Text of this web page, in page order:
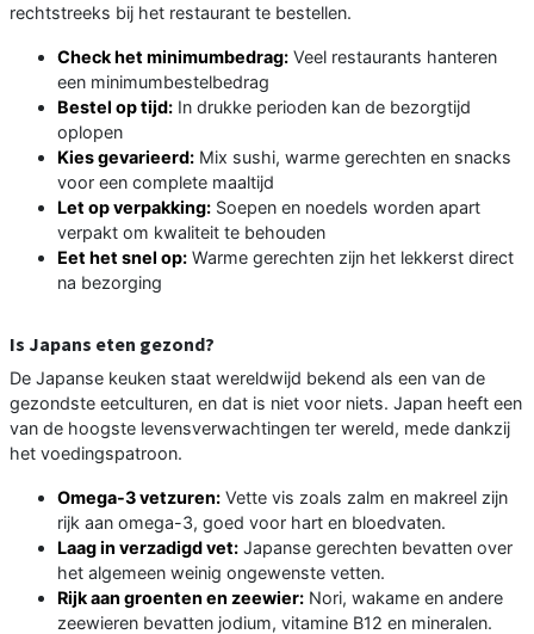
rechtstreeks bij het restaurant te bestellen.
Check het minimumbedrag: Veel restaurants hanteren
een minimumbestelbedrag
Bestel op tijd: In drukke perioden kan de bezorgtijd
oplopen
Kies gevarieerd: Mix sushi, warme gerechten en snacks
voor een complete maaltijd
Let op verpakking: Soepen en noedels worden apart
verpakt om kwaliteit te behouden
Eet het snel op: Warme gerechten zijn het lekkerst direct
na bezorging
Is Japans eten gezond?
De Japanse keuken staat wereldwijd bekend als een van de
gezondste eetculturen, en dat is niet voor niets. Japan heeft een
van de hoogste levensverwachtingen ter wereld, mede dankzij
het voedingspatroon.
Omega-3 vetzuren: Vette vis zoals zalm en makreel zijn
rijk aan omega-3, goed voor hart en bloedvaten.
Laag in verzadigd vet: Japanse gerechten bevatten over
het algemeen weinig ongewenste vetten.
Rijk aan groenten en zeewier: Nori, wakame en andere
zeewieren bevatten jodium, vitamine B12 en mineralen.